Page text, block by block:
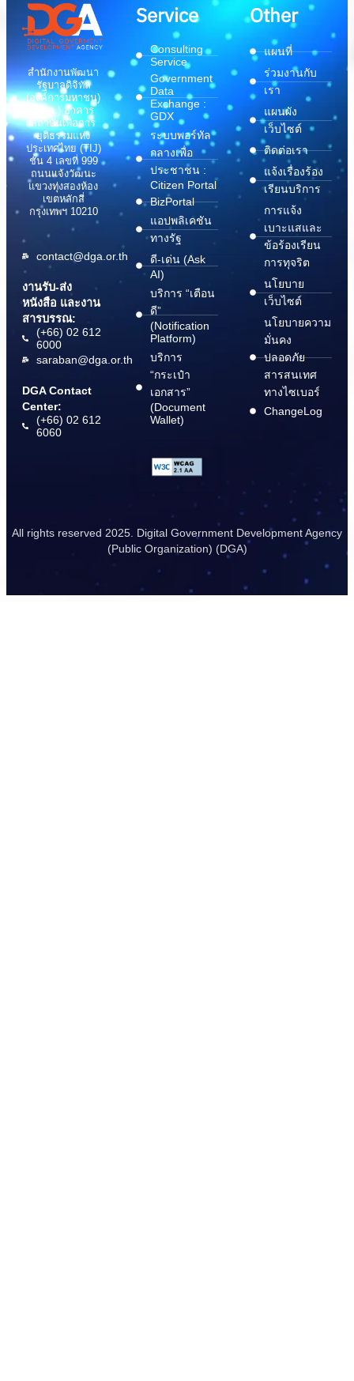
สำนักงานพัฒนา
รัฐบาลดิจิทัล
(องค์การมหาชน)
(สพร.) อาคาร
สถาบันเพื่อการ
ยุติธรรมแห่ง
ประเทศไทย (TIJ)
ชั้น 4 เลขที่ 999
ถนนแจ้งวัฒนะ
แขวงทุ่งสองห้อง
เขตหลักสี่
กรุงเทพฯ 10210
contact@dga.or.th
งานรับ-ส่ง
หนังสือ และงาน
สารบรรณ:
(+66) 02 612
6000
saraban@dga.or.th
DGA Contact
Center:
(+66) 02 612
6060
Service
Consulting
Service
Government
Data
Exchange :
GDX
ระบบพอร์ทัล
กลางเพื่อ
ประชาชน :
Citizen Portal
BizPortal
แอปพลิเคชัน
ทางรัฐ
ดี-เด่น (Ask
AI)
บริการ “เตือน
ดี”
(Notification
Platform)
บริการ
“กระเป๋า
เอกสาร”
(Document
Wallet)
Other
แผนที่
ร่วมงานกับ
เรา
แผนผัง
เว็บไซต์
ติดต่อเรา
แจ้งเรื่องร้อง
เรียนบริการ
การแจ้ง
เบาะแสและ
ข้อร้องเรียน
การทุจริต
นโยบาย
เว็บไซต์
นโยบายความ
มั่นคง
ปลอดภัย
สารสนเทศ
ทางไซเบอร์
ChangeLog
All rights reserved 2025. Digital Government Development Agency
(Public Organization) (DGA)